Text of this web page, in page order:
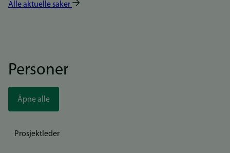
Alle aktuelle saker
Personer
Åpne alle
Prosjektleder